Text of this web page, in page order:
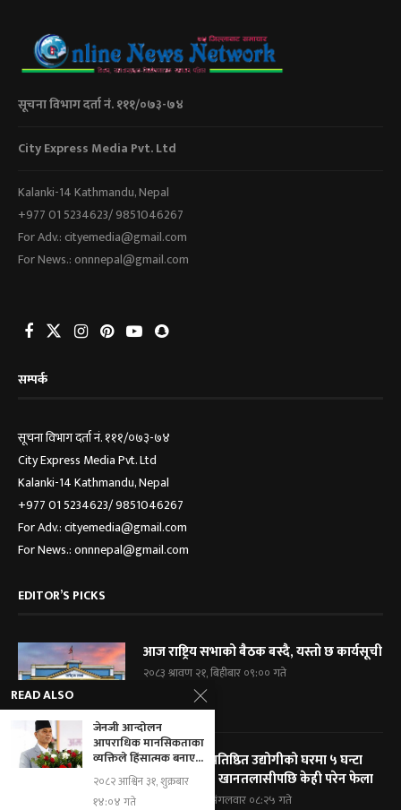
सूचना विभाग दर्ता नं. १११/०७३-७४
City Express Media Pvt. Ltd
Kalanki-14 Kathmandu, Nepal
+977 01 5234623/ 9851046267
For Adv.: cityemedia@gmail.com
For News.: onnnepal@gmail.com
सम्पर्क
सूचना विभाग दर्ता नं. १११/०७३-७४
City Express Media Pvt. Ltd
Kalanki-14 Kathmandu, Nepal
+977 01 5234623/ 9851046267
For Adv.: cityemedia@gmail.com
For News.: onnnepal@gmail.com
EDITOR’S PICKS
आज राष्ट्रिय सभाको बैठक बस्दै, यस्तो छ कार्यसूची
२०८३ श्रावण २१, बिहीबार ०९:०० गते
विराटनगरका प्रतिष्ठित उद्योगीको घरमा ५ घन्टा
प्रहरी घेराबन्दी, खानतलासीपछि केही परेन फेला
२०८३ श्रावण १९, मंगलवार ०८:२५ गते
READ ALSO
जेनजी आन्दोलन
आपराधिक मानसिकताका
व्यक्तिले हिंसात्मक बनाए...
२०८२ आश्विन ३१, शुक्रबार
१४:०४ गते